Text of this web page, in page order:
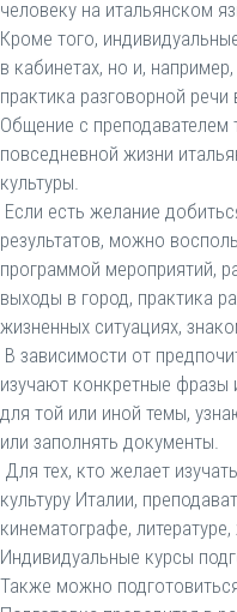
человеку на итальянском
Кроме того,
в кабинетах, но и,
практика разговорной
Общение с
повседневной жизни
культуры.
Если есть желание
результатов, можно
программой мероприятий,
выходы в город, практика
жизненных ситуациях,
В зависимости от
изучают конкретные фразы
для той или иной темы,
или заполнять документы.
Для тех, кто желает
культуру Италии,
кинематографе,
Индивидуальные курсы
Также можно